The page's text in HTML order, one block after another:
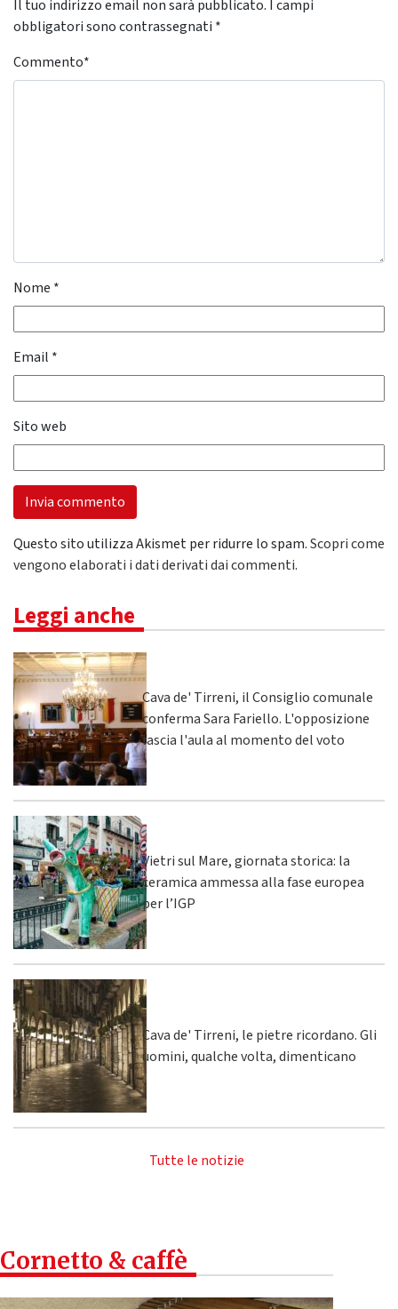
Il tuo indirizzo email non sarà pubblicato. I campi
obbligatori sono contrassegnati *
Commento*
Nome *
Email *
Sito web
Questo sito utilizza Akismet per ridurre lo spam.Scopri come
vengono elaborati i dati derivati dai commenti.
Leggi anche
Cava de' Tirreni, il Consiglio comunale
conferma Sara Fariello. L'opposizione
lascia l'aula al momento del voto
Vietri sul Mare, giornata storica: la
ceramica ammessa alla fase europea
per l’IGP
Cava de' Tirreni, le pietre ricordano. Gli
uomini, qualche volta, dimenticano
Tutte le notizie
Cornetto & caffè